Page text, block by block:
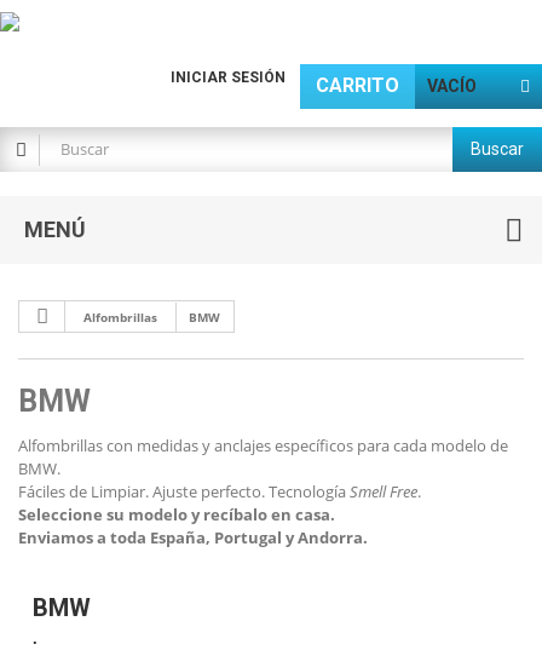
CARRITO VACÍO
INICIAR SESIÓN
Buscar
MENÚ
Alfombrillas BMW
BMW
Alfombrillas con medidas y anclajes específicos para cada modelo de
BMW.
Fáciles de Limpiar. Ajuste perfecto. TecnologíaSmell Free.
Seleccione su modelo y recíbalo en casa.
Enviamos a toda España, Portugal y Andorra.
BMW
.